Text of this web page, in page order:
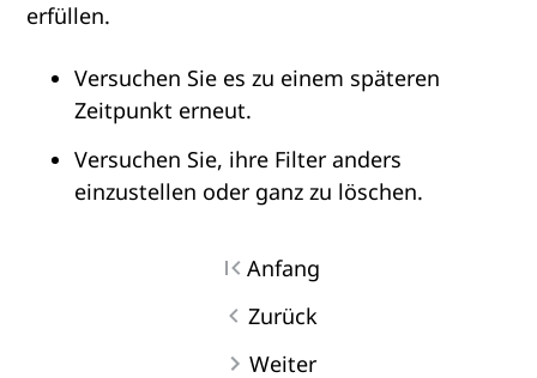
erfüllen.
Versuchen Sie es zu einem späteren
Zeitpunkt erneut.
Versuchen Sie, ihre Filter anders
einzustellen oder ganz zu löschen.
Anfang
Zurück
Weiter